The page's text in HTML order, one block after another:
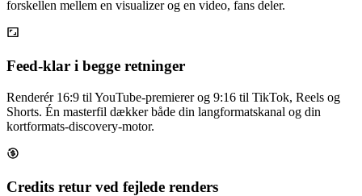
forskellen mellem en visualizer og en video, fans deler.
Feed-klar i begge retninger
Renderér 16:9 til YouTube-premierer og 9:16 til TikTok, Reels og
Shorts. Én masterfil dækker både din langformatskanal og din
kortformats-discovery-motor.
Credits retur ved fejlede renders